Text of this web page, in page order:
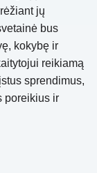
jų
bus
kokybę ir
reikiamą
sprendimus,
poreikius ir